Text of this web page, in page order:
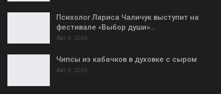
Психолог Лариса Чаличук выступит на
фестивале «Выбор души»…
Авг 6, 2026
Чипсы из кабачков в духовке с сыром
Авг 6, 2026